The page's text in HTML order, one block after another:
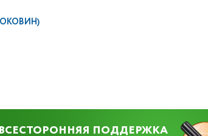
ВСЕСТОРОННЯЯ ПОДДЕРЖКА